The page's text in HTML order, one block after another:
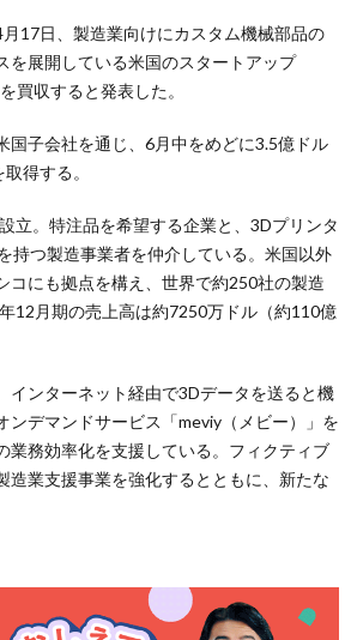
17日、製造業向けにカスタム機械部品の
を展開している米国のスタートアップ
買収すると発表した。
国子会社を通じ、6月中をめどに3.5億ドル
得する。
立。特注品を希望する企業と、3Dプリンタ
持つ製造事業者を仲介している。米国以外
コにも拠点を構え、世界で約250社の製造
12月期の売上高は約7250万ドル（約110億
インターネット経由で3Dデータを送ると機
ンデマンドサービス「meviy（メビー）」を
業務効率化を支援している。フィクティブ
造業支援事業を強化するとともに、新たな